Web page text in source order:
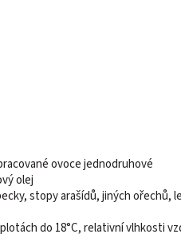
ovoce jednodruhové
olej
stopy arašídů, jiných ořechů,
do 18°C, relativní vlhkosti